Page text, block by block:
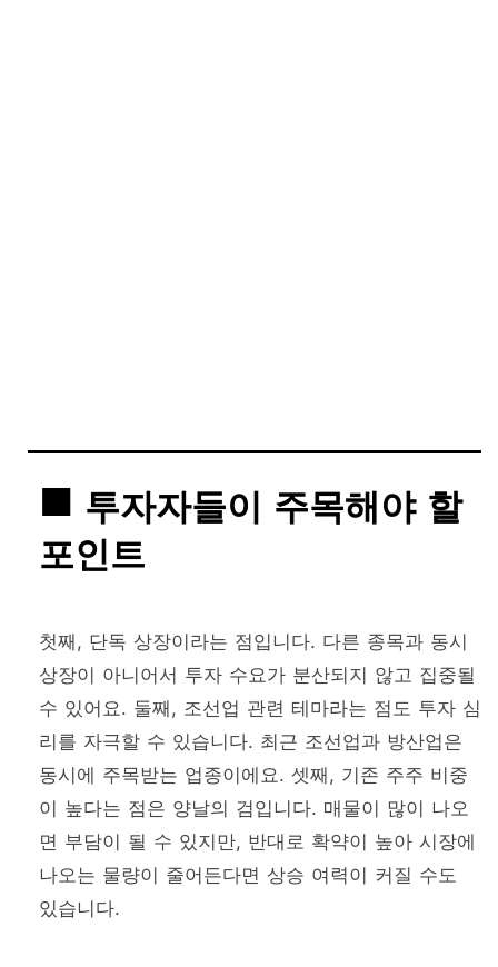
투자자들이 주목해야 할
포인트
첫째, 단독 상장이라는 점입니다. 다른 종목과 동시
상장이 아니어서 투자 수요가 분산되지 않고 집중될
수 있어요. 둘째, 조선업 관련 테마라는 점도 투자 심
리를 자극할 수 있습니다. 최근 조선업과 방산업은
동시에 주목받는 업종이에요. 셋째, 기존 주주 비중
이 높다는 점은 양날의 검입니다. 매물이 많이 나오
면 부담이 될 수 있지만, 반대로 확약이 높아 시장에
나오는 물량이 줄어든다면 상승 여력이 커질 수도
있습니다.